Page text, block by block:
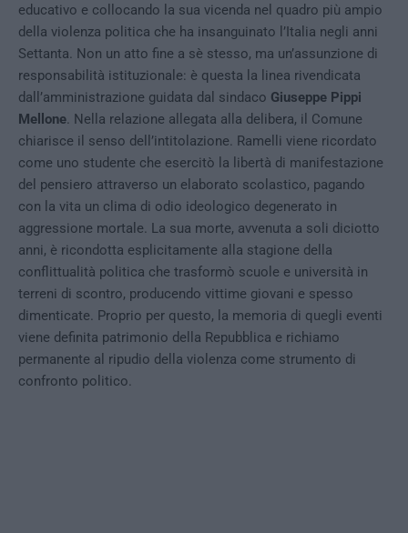
educativo e collocando la sua vicenda nel quadro più ampio
della violenza politica che ha insanguinato l’Italia negli anni
Settanta. Non un atto fine a sè stesso, ma un’assunzione di
responsabilità istituzionale: è questa la linea rivendicata
dall’amministrazione guidata dal sindaco Giuseppe Pippi
Mellone. Nella relazione allegata alla delibera, il Comune
chiarisce il senso dell’intitolazione. Ramelli viene ricordato
come uno studente che esercitò la libertà di manifestazione
del pensiero attraverso un elaborato scolastico, pagando
con la vita un clima di odio ideologico degenerato in
aggressione mortale. La sua morte, avvenuta a soli diciotto
anni, è ricondotta esplicitamente alla stagione della
conflittualità politica che trasformò scuole e università in
terreni di scontro, producendo vittime giovani e spesso
dimenticate. Proprio per questo, la memoria di quegli eventi
viene definita patrimonio della Repubblica e richiamo
permanente al ripudio della violenza come strumento di
confronto politico.